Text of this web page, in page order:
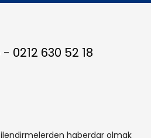
0212 630 52 18
haberdar olmak